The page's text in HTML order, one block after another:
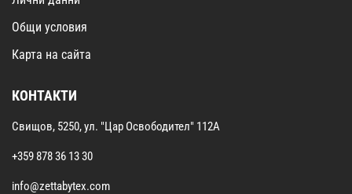
Общи условия
Карта на сайта
КОНТАКТИ
Свищов, 5250, ул. "Цар Освободител" 112А
+359 878 36 13 30
info@zettabytex.com